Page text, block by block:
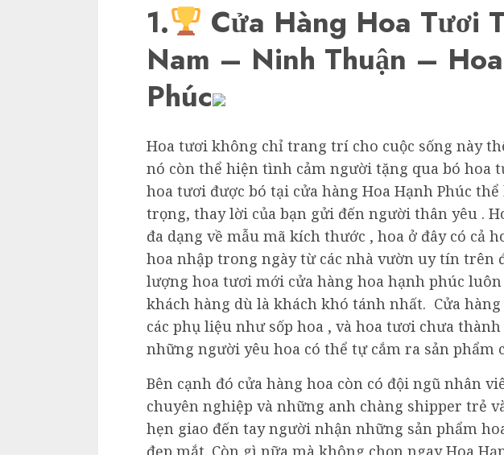
1.
Cửa Hàng Hoa Tươi
Nam – Ninh Thuận –
Phúc
Hoa tươi không chỉ trang trí cho cuộc sống này
nó còn thể hiện tình cảm người tặng qua bó hoa
hoa tươi được bó tại cửa hàng Hoa Hạnh Phúc thể
trọng, thay lời của bạn gửi đến người thân yêu .
đa dạng về mẫu mã kích thước , hoa ở đây có cả
hoa nhập trong ngày từ các nhà vườn uy tín trên
lượng hoa tươi mới cửa hàng hoa hạnh phúc
khách hàng dù là khách khó tánh nhất. Cửa
các phụ liệu như sốp hoa , và hoa tươi chưa
những người yêu hoa có thể tự cắm ra sản phẩm
Bên cạnh đó cửa hàng hoa còn có đội ngũ nhân
chuyên nghiệp và những anh chàng shipper trẻ
hẹn giao đến tay người nhận những sản phẩm